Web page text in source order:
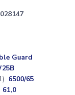
Guard
6500/65
61,0